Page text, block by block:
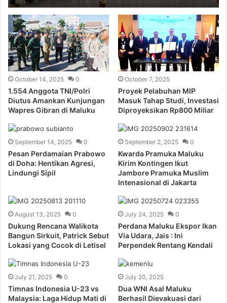
October 14, 2025 0
1.554 Anggota TNI/Polri
Diutus Amankan Kunjungan
Wapres Gibran di Maluku
October 7, 2025
Proyek Pelabuhan MIP
Masuk Tahap Studi, Investasi
Diproyeksikan Rp800 Miliar
September 14, 2025 0
Pesan Perdamaian Prabowo
di Doha: Hentikan Agresi,
Lindungi Sipil
September 2, 2025 0
Kwarda Pramuka Maluku
Kirim Kontingen Ikut
Jambore Pramuka Muslim
Intenasional di Jakarta
August 13, 2025 0
Dukung Rencana Walikota
Bangun Sirkuit, Patrick Sebut
Lokasi yang Cocok di Letisel
July 24, 2025 0
Perdana Maluku Ekspor Ikan
Via Udara, Jais : Ini
Perpendek Rentang Kendali
July 21, 2025 0
Timnas Indonesia U-23 vs
Malaysia: Laga Hidup Mati di
July 20, 2025
Dua WNI Asal Maluku
Berhasil Dievakuasi dari